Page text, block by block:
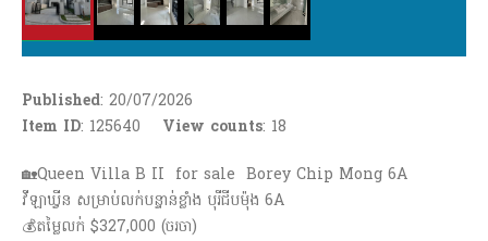
Published: 20/07/2026
Item ID: 125640 View counts: 18
🏡Queen Villa B II for sale Borey Chip Mong 6A
វីឡាឃ្វីន សម្រាប់លក់បន្ទាន់ខ្លាំង បុរីជីបម៉ុង 6A
💰តម្លៃលក់ $327,000 (ចរចា)